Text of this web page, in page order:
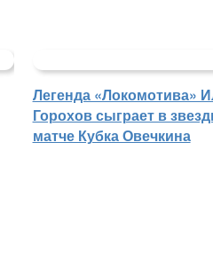
Легенда «Локомотива»
Горохов сыграет в
матче Кубка Овечкина